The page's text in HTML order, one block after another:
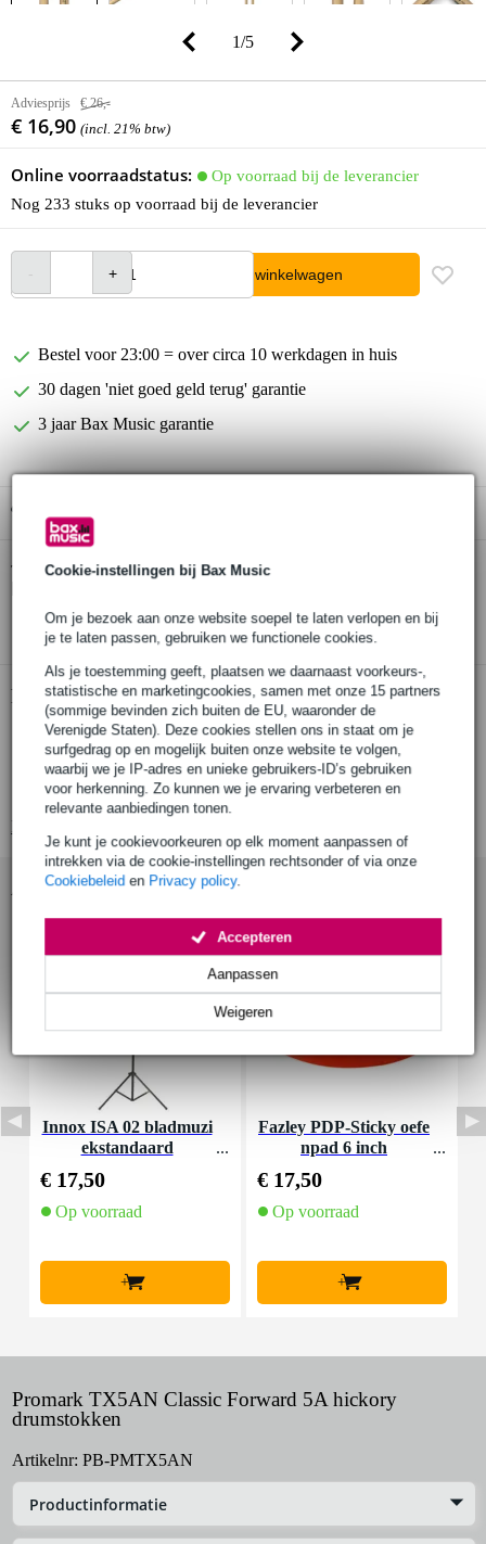
Cookie-instellingen bij Bax Music
Om je bezoek aan onze website soepel te laten verlopen en bij
je te laten passen, gebruiken we functionele cookies.
Als je toestemming geeft, plaatsen we daarnaast voorkeurs-,
statistische en marketingcookies, samen met onze 15 partners
(sommige bevinden zich buiten de EU, waaronder de
Verenigde Staten). Deze cookies stellen ons in staat om je
surfgedrag op en mogelijk buiten onze website te volgen,
waarbij we je IP-adres en unieke gebruikers-ID’s gebruiken
voor herkenning. Zo kunnen we je ervaring verbeteren en
relevante aanbiedingen tonen.
Je kunt je cookievoorkeuren op elk moment aanpassen of
intrekken via de cookie-instellingen rechtsonder of via onze
Cookiebeleid en Privacy policy.
Weigeren
Aanpassen
Accepteren
1/5
Adviesprijs € 26,-
€ 16,90 (incl. 21% btw)
Online voorraadstatus:
Op voorraad bij de leverancier
Nog 233 stuks op voorraad bij de leverancier
In winkelwagen
Bestel voor 23:00 = over circa 10 werkdagen in huis
30 dagen 'niet goed geld terug' garantie
3 jaar Bax Music garantie
Twijfel je of dePromark TX5AN Classic Forward 5A
Start de check
Productinformatie
1 paar drumstokken
Promark type: M
nylon tip
Accessoires (6)
Innox ISA 02 bladmuzi
ekstandaard
€ 17,50
Op voorraad
+
Fazley PDP-Sticky oefe
npad 6 inch
€ 17,50
Op voorraad
+
Promark TX5AN Classic Forward 5A hickory
drumstokken
Artikelnr: PB-PMTX5AN
Productinformatie